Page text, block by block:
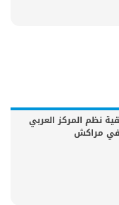
وافريقية نظم المركز العربي
" في مراكش